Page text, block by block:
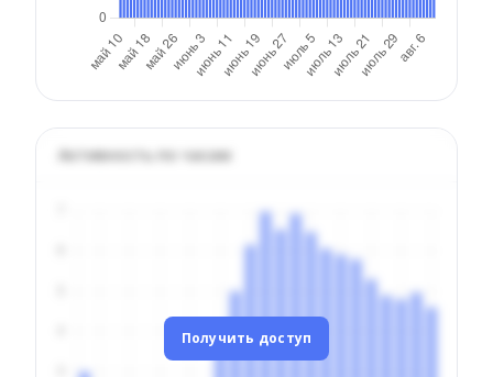
Активность по часам
Получить доступ